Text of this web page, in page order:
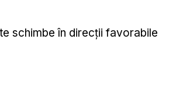
schimbe în direcții favorabile